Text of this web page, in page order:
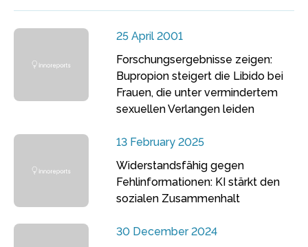
25 April 2001
Forschungsergebnisse zeigen:
Bupropion steigert die Libido bei
Frauen, die unter vermindertem
sexuellen Verlangen leiden
13 February 2025
Widerstandsfähig gegen
Fehlinformationen: KI stärkt den
sozialen Zusammenhalt
30 December 2024